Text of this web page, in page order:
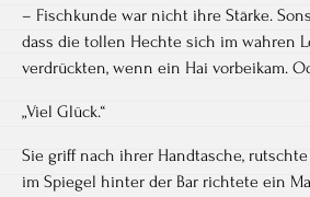
– Fischkunde war nicht ihre Stärke.
dass die tollen Hechte sich im wahren
verdrückten, wenn ein Hai vorbeikam.
„Viel Glück.“
Sie griff nach ihrer Handtasche,
im Spiegel hinter der Bar richtete ein